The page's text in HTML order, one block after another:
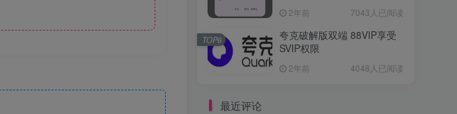
2年前 7043人已阅读
夸克破解版双端 88VIP享受
SVIP权限
2年前 4048人已阅读
TOP6
最近评论